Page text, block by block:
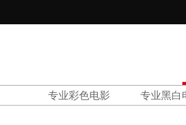
专业黑白
专业彩色电影